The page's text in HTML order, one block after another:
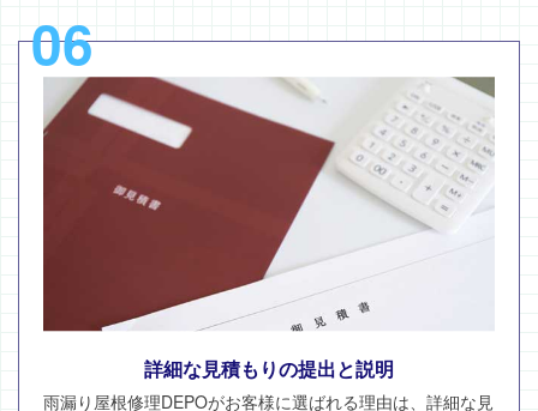
06
詳細な見積もりの提出と説明
雨漏り屋根修理DEPOがお客様に選ばれる理由は、詳細な見